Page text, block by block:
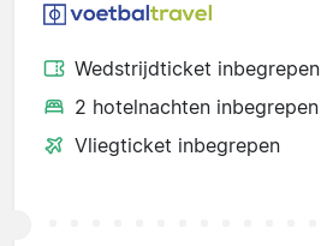
Wedstrijdticket inbegrepen
2 hotelnachten inbegrepen
Vliegticket inbegrepen